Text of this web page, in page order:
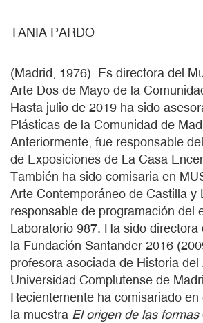
TANIA PARDO
(Madrid, 1976) Es directora del
Arte Dos de Mayo de la
Hasta julio de 2019 ha sido
Plásticas de la Comunidad de
Anteriormente, fue responsable
de Exposiciones de La Casa
También ha sido comisaria en
Arte Contemporáneo de Castilla y
responsable de programación del
Laboratorio 987. Ha sido directora
la Fundación Santander 2016
profesora asociada de Historia del
Universidad Complutense de
Recientemente ha comisariado
la muestra El origen de las formas